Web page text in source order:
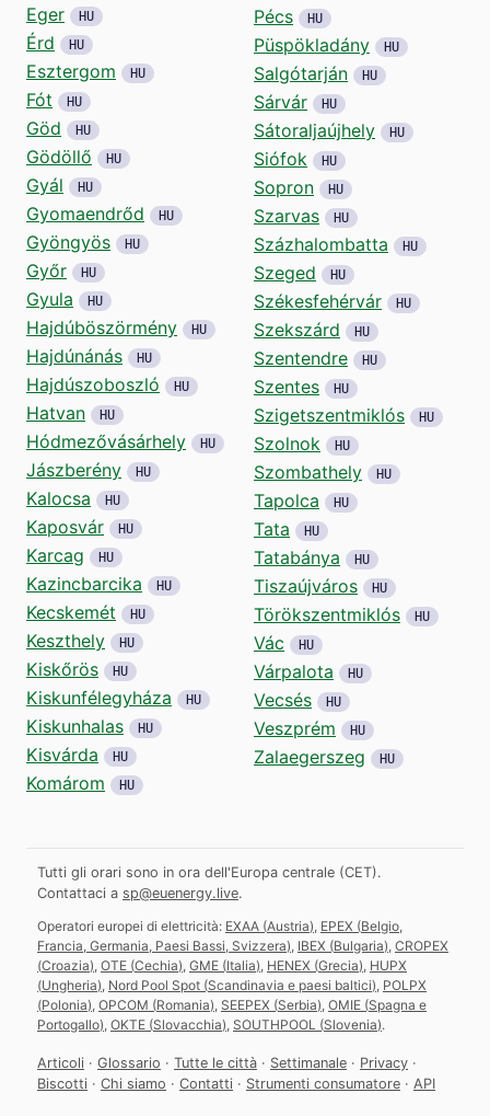
Eger HU
Érd HU
Esztergom HU
Fót HU
Göd HU
Gödöllő HU
Gyál HU
Gyomaendrőd HU
Gyöngyös HU
Győr HU
Gyula HU
Hajdúböszörmény HU
Hajdúnánás HU
Hajdúszoboszló HU
Hatvan HU
Hódmezővásárhely HU
Jászberény HU
Kalocsa HU
Kaposvár HU
Karcag HU
Kazincbarcika HU
Kecskemét HU
Keszthely HU
Kiskőrös HU
Kiskunfélegyháza HU
Kiskunhalas HU
Kisvárda HU
Komárom HU
Pécs HU
Püspökladány HU
Salgótarján HU
Sárvár HU
Sátoraljaújhely HU
Siófok HU
Sopron HU
Szarvas HU
Százhalombatta HU
Szeged HU
Székesfehérvár HU
Szekszárd HU
Szentendre HU
Szentes HU
Szigetszentmiklós HU
Szolnok HU
Szombathely HU
Tapolca HU
Tata HU
Tatabánya HU
Tiszaújváros HU
Törökszentmiklós HU
Vác HU
Várpalota HU
Vecsés HU
Veszprém HU
Zalaegerszeg HU
Tutti gli orari sono in ora dell'Europa centrale (CET).
Contattaci a sp@euenergy.live.
Operatori europei di elettricità: EXAA (Austria) EPEX (Belgio,
Francia, Germania, Paesi Bassi, Svizzera) IBEX (Bulgaria) CROPEX
(Croazia) OTE (Cechia) GME (Italia) HENEX (Grecia) HUPX
(Ungheria) Nord Pool Spot (Scandinavia e paesi baltici) POLPX
(Polonia) OPCOM (Romania) SEEPEX (Serbia) OMIE (Spagna e
Portogallo) OKTE (Slovacchia) SOUTHPOOL (Slovenia).
Articoli · Glossario · Tutte le città · Settimanale · Privacy ·
Biscotti · Chi siamo · Contatti · Strumenti consumatore · API